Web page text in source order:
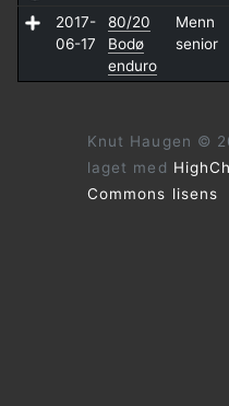
2017-
06-17
80/20
Bodø
enduro
Menn
senior
Knut Haugen ©
laget med
Commons lisens